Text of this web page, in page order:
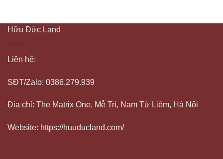
Hữu Đức Land
Liên hệ:
SĐT/Zalo: 0386.279.939
Địa chỉ: The Matrix One, Mễ Trì, Nam Từ Liêm, Hà Nội
Website: https://huuducland.com/